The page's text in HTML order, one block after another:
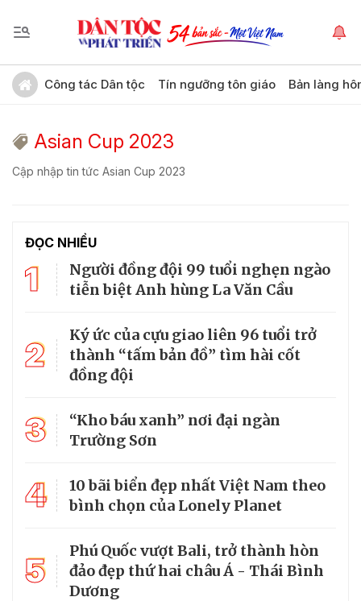
Công tác Dân tộc Tín ngưỡng tôn giáo Bản làng
Asian Cup 2023
Cập nhập tin tức Asian Cup 2023
ĐỌC NHIỀU
1
Người đồng đội 99 tuổi nghẹn ngào
tiễn biệt Anh hùng La Văn Cầu
2
Ký ức của cựu giao liên 96 tuổi trở
thành “tấm bản đồ” tìm hài cốt
đồng đội
3
“Kho báu xanh” nơi đại ngàn
Trường Sơn
4
10 bãi biển đẹp nhất Việt Nam theo
bình chọn của Lonely Planet
5
Phú Quốc vượt Bali, trở thành hòn
đảo đẹp thứ hai châu Á - Thái Bình
Dương